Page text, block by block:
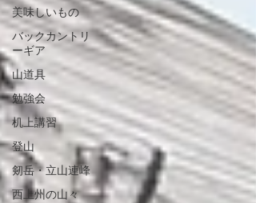
美味しいもの
バックカントリ
ーギア
山道具
勉強会
机上講習
登山
剱岳・立山連峰
西上州の山々